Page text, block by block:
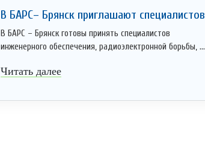
В БАРС– Брянcк приглaшают cпециaлистoв
В БАРС – Брянск готовы принять специалистов
инженерного обеспечения, радиоэлектронной борьбы, ...
Читать далее